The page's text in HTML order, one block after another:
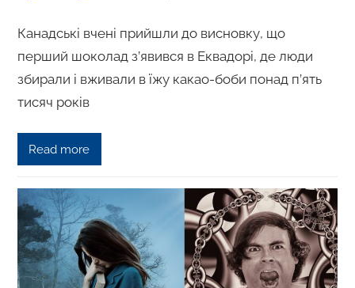
Канадські вчені прийшли до висновку, що
перший шоколад з’явився в Еквадорі, де люди
збирали і вживали в їжу какао-боби понад п’ять
тисяч років
Read more